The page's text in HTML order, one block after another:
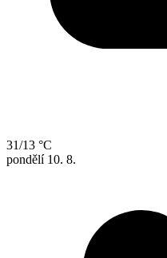
31/13 °C
pondělí 10. 8.